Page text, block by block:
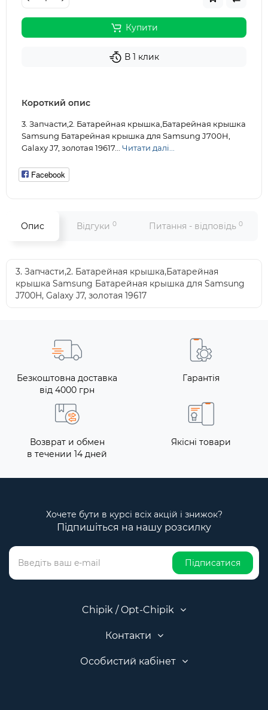
Купити
В 1 клик
Короткий опис
3. Запчасти,2. Батарейная крышка,Батарейная крышка
Samsung Батарейная крышка для Samsung J700H,
Galaxy J7, золотая 19617... Читати далі...
Facebook
Опис Відгуки 0 Питання - відповідь 0
3. Запчасти,2. Батарейная крышка,Батарейная
крышка Samsung Батарейная крышка для Samsung
J700H, Galaxy J7, золотая 19617
Безкоштовна доставка
від 4000 грн
Гарантія
Возврат и обмен
в течении 14 дней
Якісні товари
Хочете бути в курсі всіх акцій і знижок?
Підпишіться на нашу розсилку
Підписатися
Chipik / Opt-Chipik
Контакти
Особистий кабінет